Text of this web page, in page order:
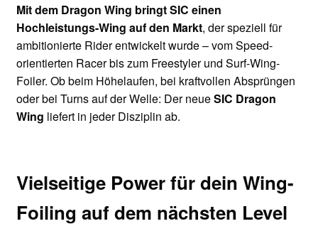
Mit dem Dragon Wing bringt SIC einen
Hochleistungs-Wing auf den Markt, der speziell für
ambitionierte Rider entwickelt wurde – vom Speed-
orientierten Racer bis zum Freestyler und Surf-Wing-
Foiler. Ob beim Höhelaufen, bei kraftvollen Absprüngen
oder bei Turns auf der Welle: Der neueSIC Dragon
Wing liefert in jeder Disziplin ab.
Vielseitige Power für dein Wing-
Foiling auf dem nächsten Level